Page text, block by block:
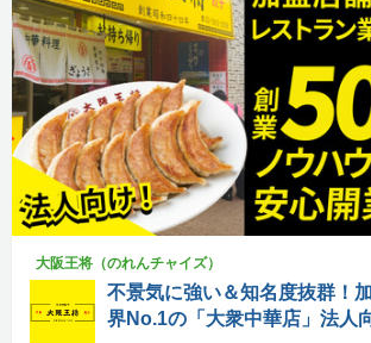
大阪王将（のれんチャイズ）
不景気に強い＆知名度抜群！
界No.1の「大衆中華店」法人